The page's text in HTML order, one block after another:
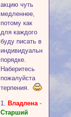
акцию чуть
медленнее,
потому как
для каждого
буду писать в
индивидуальном
порядке.
Наберитесь
пожалуйста
терпения.
1. Владлена-
Старший